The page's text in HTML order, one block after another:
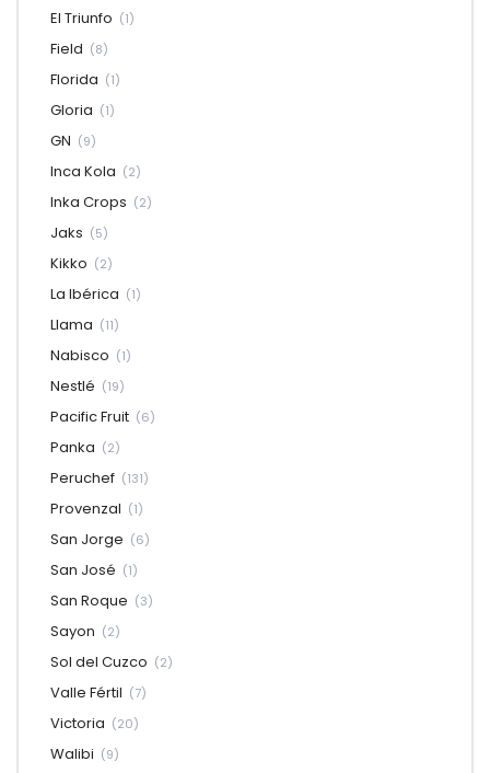
El Triunfo (1)
Field (8)
Florida (1)
Gloria (1)
GN (9)
Inca Kola (2)
Inka Crops (2)
Jaks (5)
Kikko (2)
La Ibérica (1)
Llama (11)
Nabisco (1)
Nestlé (19)
Pacific Fruit (6)
Panka (2)
Peruchef (131)
Provenzal (1)
San Jorge (6)
San José (1)
San Roque (3)
Sayon (2)
Sol del Cuzco (2)
Valle Fértil (7)
Victoria (20)
Walibi (9)